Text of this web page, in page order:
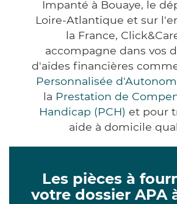
Impanté à Bouaye, le
Loire-Atlantique et sur
la France,
accompagne dans vos
d'aides financières
Personnalisée
la Prestation de
Handicap (PCH) et pour
aide à domicile
Les pièces à
votre dossier APA